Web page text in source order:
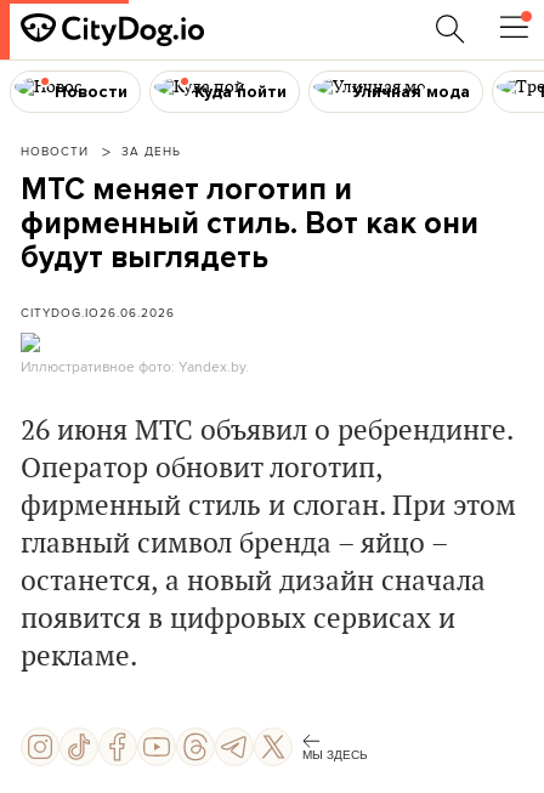
Новости Куда пойти Уличная мода
НОВОСТИ ЗА ДЕНЬ
МТС меняет логотип и
фирменный стиль. Вот как они
будут выглядеть
CITYDOG.IO26.06.2026
Иллюстративное фото: Yandex.by.
26 июня МТС объявил о ребрендинге.
Оператор обновит логотип,
фирменный стиль и слоган. При этом
главный символ бренда – яйцо –
останется, а новый дизайн сначала
появится в цифровых сервисах и
рекламе.
МЫ ЗДЕСЬ